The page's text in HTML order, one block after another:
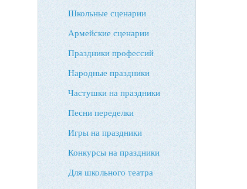
Школьные сценарии
Армейские сценарии
Праздники профессий
Народные праздники
Частушки на праздники
Песни переделки
Игры на праздники
Конкурсы на праздники
Для школьного театра